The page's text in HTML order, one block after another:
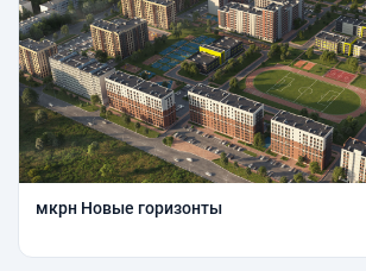
мкрн Новые горизонты